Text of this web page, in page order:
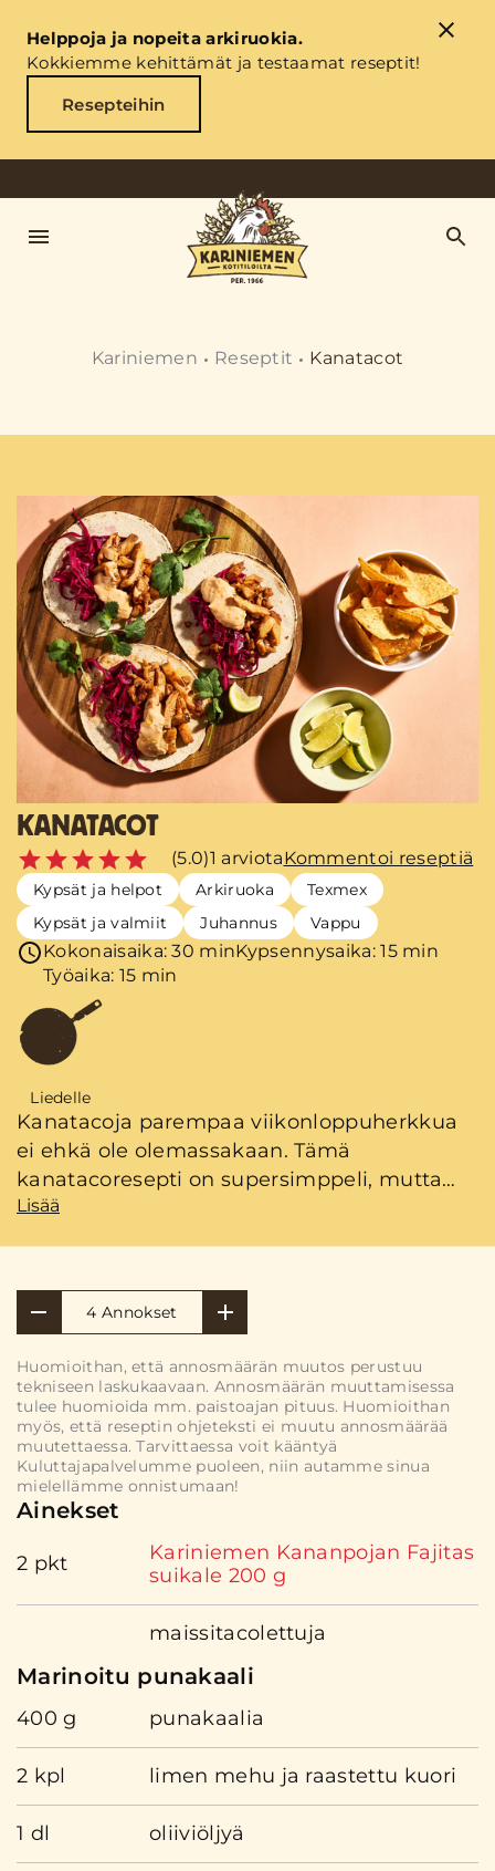
Helppoja ja nopeita arkiruokia.
Kokkiemme kehittämät ja testaamat reseptit!
Resepteihin
Kariniemen Reseptit Kanatacot
KANATACOT
(5.0)1 arviotaKommentoi reseptiä
Kypsät ja helpot Arkiruoka
Texmex
Kypsät ja valmiit
Juhannus Vappu
Kokonaisaika: 30 minKypsennysaika: 15 min
Työaika: 15 min
Liedelle
Kanatacoja parempaa viikonloppuherkkua
ei ehkä ole olemassakaan. Tämä
kanatacoresepti on supersimppeli, mutta
takuulla maistuva lajinsa edustaja.
Lisää
4 Annokset
Huomioithan, että annosmäärän muutos perustuu
tekniseen laskukaavaan. Annosmäärän muuttamisessa
tulee huomioida mm. paistoajan pituus. Huomioithan
myös, että reseptin ohjeteksti ei muutu annosmäärää
muutettaessa. Tarvittaessa voit kääntyä
Kuluttajapalvelumme puoleen, niin autamme sinua
mielellämme onnistumaan!
Ainekset
2 pkt
Kariniemen Kananpojan Fajitas
suikale 200 g
maissitacolettuja
Marinoitu punakaali
400 g punakaalia
2 kpl limen mehu ja raastettu kuori
1 dl oliiviöljyä